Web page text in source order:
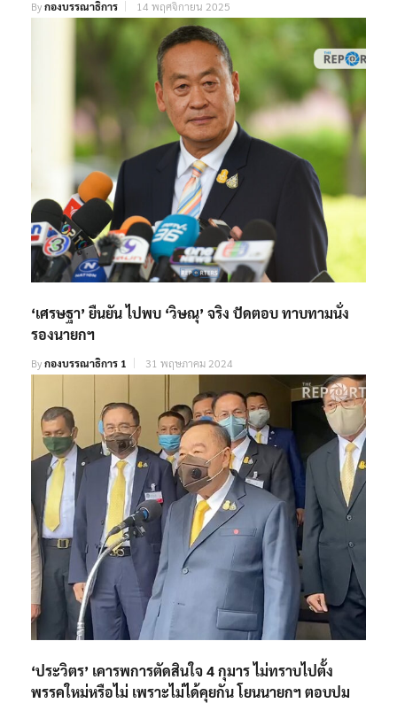
Byกองบรรณาธิการ 14 พฤศจิกายน 2025
‘เศรษฐา’ ยืนยัน ไปพบ ‘วิษณุ’ จริง ปัดตอบ ทาบทามนั่ง
รองนายกฯ
Byกองบรรณาธิการ 1 31 พฤษภาคม 2024
‘ประวิตร’ เคารพการตัดสินใจ 4 กุมาร ไม่ทราบไปตั้ง
พรรคใหม่หรือไม่ เพราะไม่ได้คุยกัน โยนนายกฯ ตอบปม